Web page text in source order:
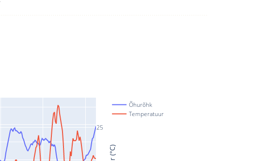
25
Õhurõhk
Temperatuur